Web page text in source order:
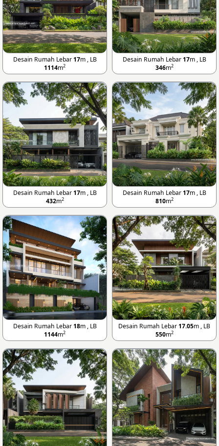
Desain Rumah Lebar 17m , LB
1114m2
Desain Rumah Lebar 17m , LB
346m2
Desain Rumah Lebar 17m , LB
432m2
Desain Rumah Lebar 17m , LB
810m2
Desain Rumah Lebar 18m , LB
1144m2
Desain Rumah Lebar 17.05m , LB
550m2